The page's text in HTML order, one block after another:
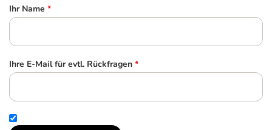
Ihr Name *
Ihre E-Mail für evtl. Rückfragen *